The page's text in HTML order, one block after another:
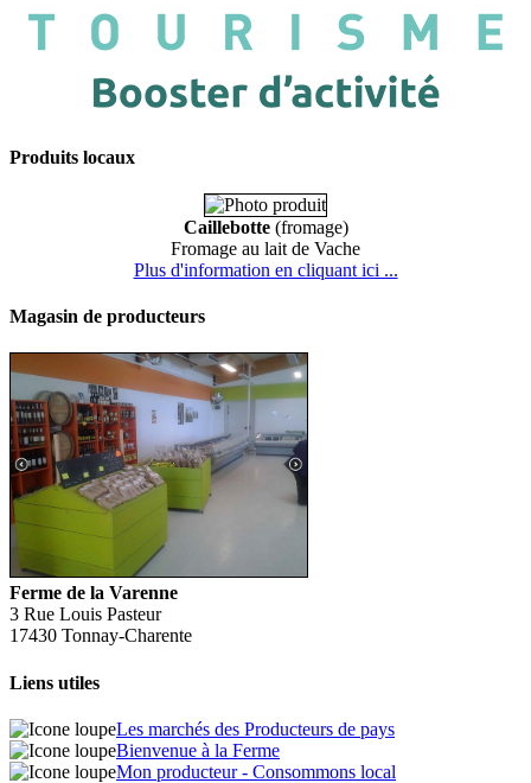
Produits locaux
Caillebotte(fromage)
Fromage au lait de Vache
Plus d'information en cliquant ici ...
Magasin de producteurs
Ferme de la Varenne
3 Rue Louis Pasteur
17430 Tonnay-Charente
Liens utiles
Les marchés des Producteurs de pays
Bienvenue à la Ferme
Mon producteur - Consommons local